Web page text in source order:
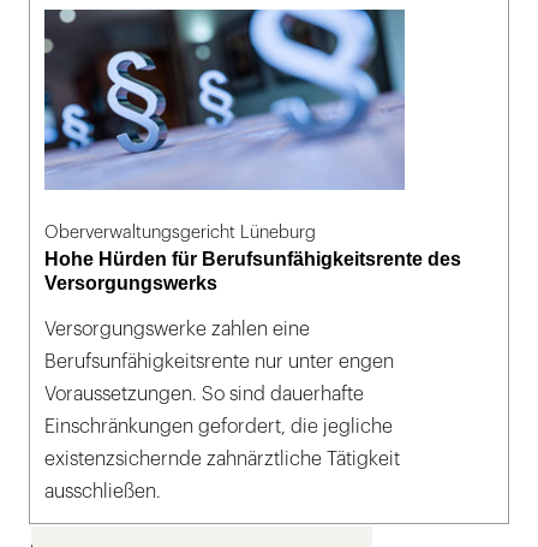
Oberverwaltungsgericht Lüneburg
Hohe Hürden für Berufsunfähigkeitsrente des
Versorgungswerks
Versorgungswerke zahlen eine
Berufsunfähigkeitsrente nur unter engen
Voraussetzungen. So sind dauerhafte
Einschränkungen gefordert, die jegliche
existenzsichernde zahnärztliche Tätigkeit
ausschließen.